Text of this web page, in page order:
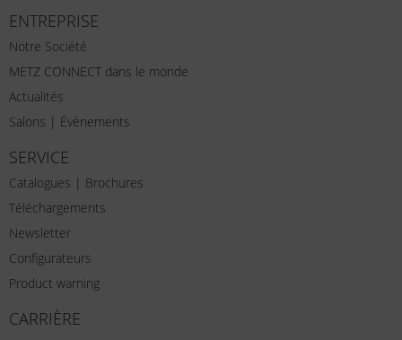
ENTREPRISE
Notre Société
METZ CONNECT dans le monde
Actualités
Salons | Évènements
SERVICE
Catalogues | Brochures
Téléchargements
Newsletter
Configurateurs
Product warning
CARRIÈRE